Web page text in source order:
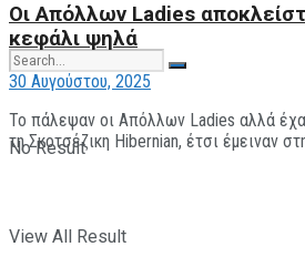
No Result
View All Result
Οι Απόλλων Ladies
κεφάλι ψηλά
30 Αυγούστου, 2025
Το πάλεψαν οι Απόλλων Ladies αλλά
τη Σκοτσέζικη Hibernian, έτσι έμειναν